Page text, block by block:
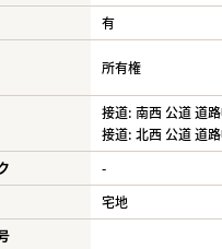
有
所有権
接道: 南西 公道 道
接道: 北西 公道 道
-
宅地